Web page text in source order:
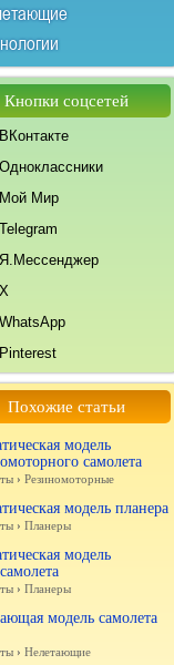
Кнопки соцсетей
ВКонтакте
Одноклассники
Мой Мир
Telegram
Я.Мессенджер
X
WhatsApp
Pinterest
Похожие статьи
модель
самолета
› Резиномоторные
модель планера
› Планеры
модель
› Планеры
модель самолета
› Нелетающие